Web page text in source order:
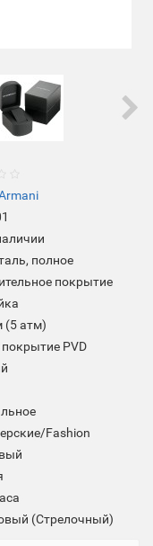
полное
покрытие
(5 атм)
PVD
Fashion
(Стрелочный)